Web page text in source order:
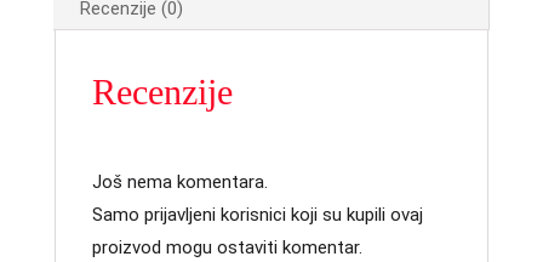
Recenzije (0)
Recenzije
Još nema komentara.
Samo prijavljeni korisnici koji su kupili ovaj
proizvod mogu ostaviti komentar.